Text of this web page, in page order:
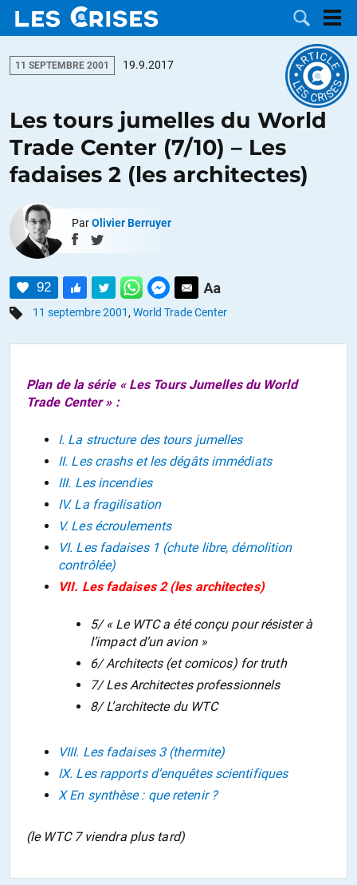
LES
DOSSIERS
CATÉGORIES
MOTS CLÉS
NOUS
CONTACTER
FAIRE UN
11 SEPTEMBRE 2001 19.9.2017
Les tours jumelles du World
Trade Center (7/10) – Les
fadaises 2 (les architectes)
ParOlivier Berruyer
92
11 septembre 2001 , World Trade Center
Plan de la série « Les Tours Jumelles du World
Trade Center» :
I. La structure des tours jumelles
II. Les crashs et les dégâts immédiats
III. Les incendies
IV. La fragilisation
V. Les écroulements
VI. Les fadaises 1 (chute libre, démolition
contrôlée)
VII. Les fadaises 2 (les architectes)
5/ « Le WTC a été conçu pour résister à
l’impact d’un avion »
6/ Architects (et comicos) for truth
7/ Les Architectes professionnels
8/ L’architecte du WTC
VIII. Les fadaises 3 (thermite)
IX. Les rapports d’enquêtes scientifiques
X En synthèse : que retenir ?
(le WTC 7 viendra plus tard)